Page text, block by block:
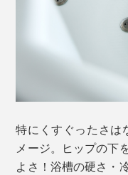
特にくすぐったさは
メージ。ヒップの下
よさ！浴槽の硬さ・